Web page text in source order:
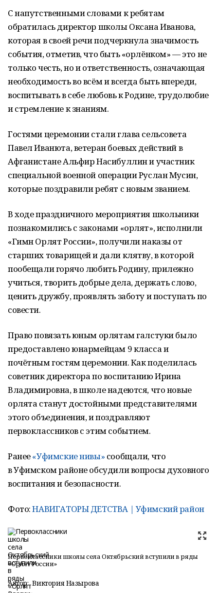
С напутственными словами к ребятам
обратилась директор школы Оксана Иванова,
которая в своей речи подчеркнула значимость
события, отметив, что быть «орлёнком» — это не
только честь, но и ответственность, означающая
необходимость во всём и всегда быть впереди,
воспитывать в себе любовь к Родине, трудолюбие
и стремление к знаниям.
Гостями церемонии стали глава сельсовета
Павел Иванюта, ветеран боевых действий в
Афганистане Альфир Насибуллин и участник
специальной военной операции Руслан Мусин,
которые поздравили ребят с новым званием.
В ходе праздничного мероприятия школьники
познакомились с законами «орлят», исполнили
«Гимн Орлят России», получили наказы от
старших товарищей и дали клятву, в которой
пообещали горячо любить Родину, прилежно
учиться, творить добрые дела, держать слово,
ценить дружбу, проявлять заботу и поступать по
совести.
Право повязать юным орлятам галстуки было
предоставлено юнармейцам 9 класса и
почётным гостям церемонии. Как поделилась
советник директора по воспитанию Ирина
Владимировна, в школе надеются, что новые
орлята станут достойными представителями
этого объединения, и поздравляют
первоклассников с этим событием.
Ранее«Уфимские нивы» сообщали, что
в Уфимском районе обсудили вопросы духовного
воспитания и безопасности.
Фото:НАВИГАТОРЫ ДЕТСТВА | Уфимский район
Первоклассники школы села Октябрьский вступили в ряды
«Орлят России»
Автор: Виктория Назырова